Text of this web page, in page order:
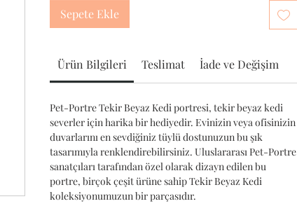
Sepete Ekle
Ürün Bilgileri Teslimat İade ve Değişim
Pet-Portre Tekir Beyaz Kedi portresi, tekir beyaz kedi
severler için harika bir hediyedir. Evinizin veya ofisinizin
duvarlarını en sevdiğiniz tüylü dostunuzun bu şık
tasarımıyla renklendirebilirsiniz. Uluslararası Pet-Portre
sanatçıları tarafından özel olarak dizayn edilen bu
portre, birçok çeşit ürüne sahip Tekir Beyaz Kedi
koleksiyonumuzun bir parçasıdır.